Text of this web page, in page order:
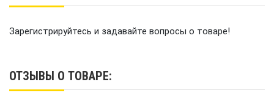
Зарегистрируйтесь и задавайте вопросы о товаре!
ОТЗЫВЫ О ТОВАРЕ: